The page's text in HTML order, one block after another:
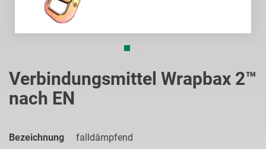
Verbindungsmittel Wrapbax 2™
nach EN
Bezeichnung falldämpfend
Anfang
der
Bildgalerie